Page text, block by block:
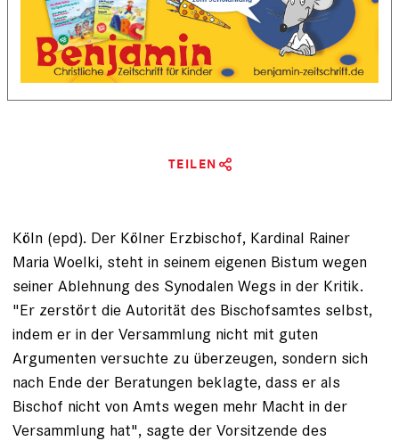
TEILEN
Köln (epd). Der Kölner Erzbischof, Kardinal Rainer
Maria Woelki, steht in seinem eigenen Bistum wegen
seiner Ablehnung des Synodalen Wegs in der Kritik.
"Er zerstört die Autorität des Bischofsamtes selbst,
indem er in der Versammlung nicht mit guten
Argumenten versuchte zu überzeugen, sondern sich
nach Ende der Beratungen beklagte, dass er als
Bischof nicht von Amts wegen mehr Macht in der
Versammlung hat", sagte der Vorsitzende des